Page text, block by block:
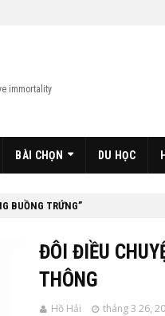
immortality
BÀI CHỌN DU HỌC
BUỒNG TRỨNG
ĐÔI ĐIỀU
THÔNG
Hồ Hải tháng 3 26,